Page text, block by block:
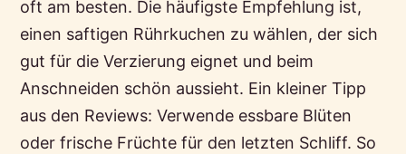
oft am besten. Die häufigste Empfehlung ist,
einen saftigen Rührkuchen zu wählen, der sich
gut für die Verzierung eignet und beim
Anschneiden schön aussieht. Ein kleiner Tipp
aus den Reviews: Verwende essbare Blüten
oder frische Früchte für den letzten Schliff. So